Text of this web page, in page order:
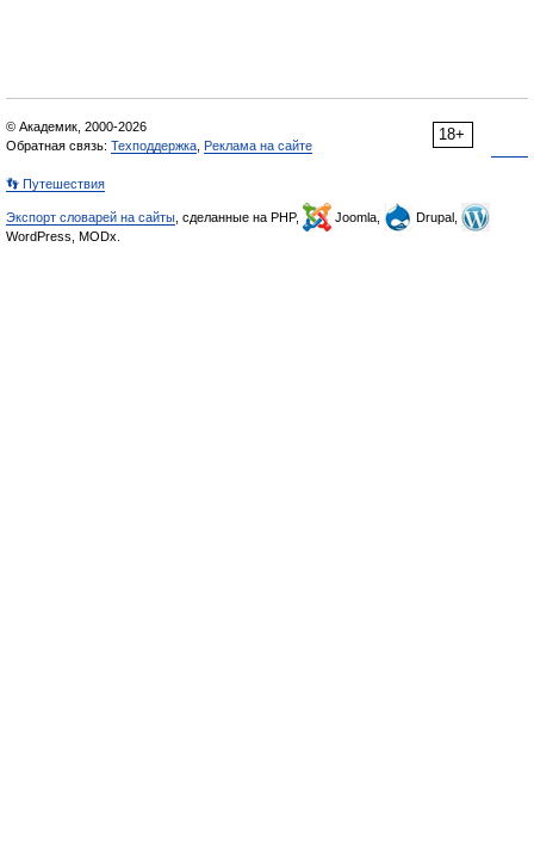
18+
© Академик, 2000-2026
Обратная связь: Техподдержка Реклама на сайте
👣 Путешествия
Экспорт словарей на сайты , сделанные на PHP, Joomla,
Drupal,
WordPress, MODx.